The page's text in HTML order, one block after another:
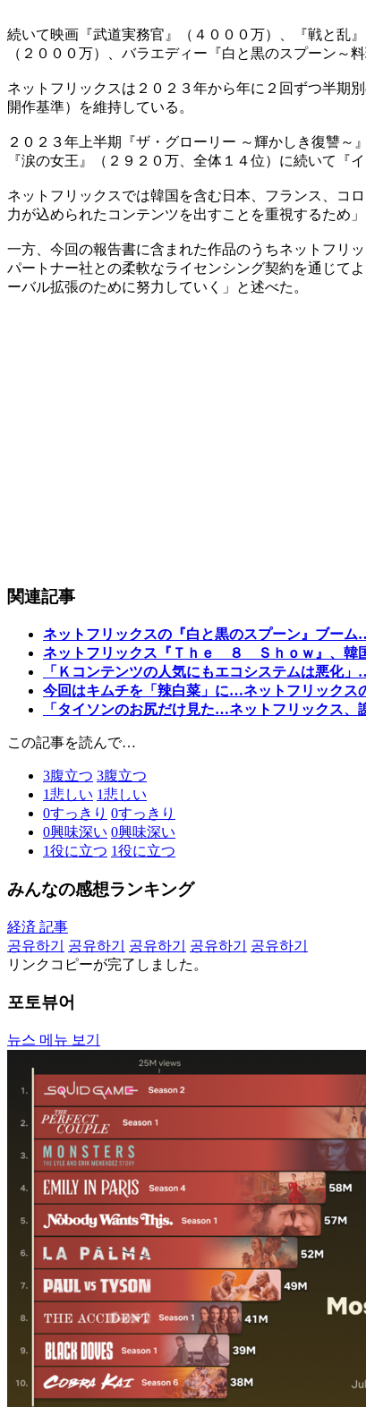
続いて映画『武道実務官』（４０００万）、『戦と乱
（２０００万）、バラエディー『白と黒のスプーン～
ネットフリックスは２０２３年から年に２回ずつ半期
開作基準）を維持している。
２０２３年上半期『ザ・グローリー ～輝かしき復讐
『涙の女王』（２９２０万、全体１４位）に続いて『
ネットフリックスでは韓国を含む日本、フランス、コ
力が込められたコンテンツを出すことを重視するため」
一方、今回の報告書に含まれた作品のうちネットフリ
パートナー社との柔軟なライセンシング契約を通じて
ーバル拡張のために努力していく」と述べた。
関連記事
ネットフリックスの『白と黒のスプーン』ブー
ネットフリックス『Ｔｈｅ ８ Ｓｈｏｗ』、韓
「Ｋコンテンツの人気にもエコシステムは悪化
今回はキムチを「辣白菜」に…ネットフリックス
「タイソンのお尻だけ見た…ネットフリックス、
この記事を読んで…
3腹立つ 3腹立つ
1悲しい 1悲しい
0すっきり 0すっきり
0興味深い 0興味深い
1役に立つ 1役に立つ
みんなの感想ランキング
経済 記事
공유하기
공유하기 공유하기 공유하기
공유하기
リンクコピーが完了しました。
포토뷰어
뉴스 메뉴 보기